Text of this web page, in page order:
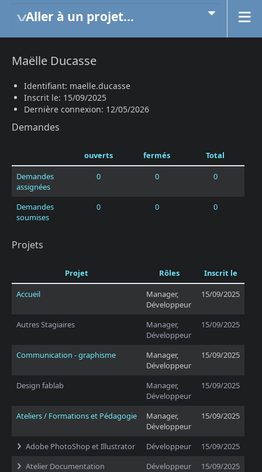
Aller à un projet...
Maëlle Ducasse
Identifiant: maelle.ducasse
Inscrit le: 15/09/2025
Dernière connexion: 12/05/2026
Demandes
ouverts fermés
Total
Demandes
assignées
0 0 0
Demandes
soumises
0 0 0
Projets
Projet Rôles
Inscrit le
Accueil
Manager,
Développeur
15/09/2025
Autres Stagiaires
Manager,
Développeur
15/09/2025
Communication - graphisme
Manager,
Développeur
15/09/2025
Design fablab
Manager,
Développeur
15/09/2025
Ateliers / Formations et Pédagogie
Manager,
Développeur
15/09/2025
Adobe PhotoShop et Illustrator Développeur
15/09/2025
Atelier Documentation
Développeur
15/09/2025